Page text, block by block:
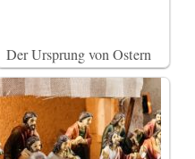
Der Ursprung von Ostern